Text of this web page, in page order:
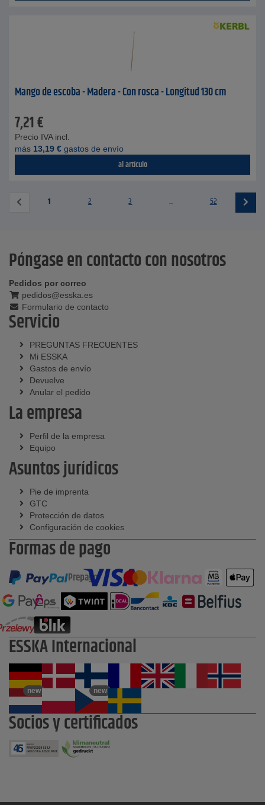
Mango de escoba - Madera - Con rosca - Longitud 130 cm
7,21€
Precio IVA incl.
más 13,19 € gastos de envío
al artículo
1 2 3 ... 52
Póngase en contacto con nosotros
Pedidos por correo
pedidos@esska.es
Formulario de contacto
Servicio
PREGUNTAS FRECUENTES
Mi ESSKA
Gastos de envío
Devuelve
Anular el pedido
La empresa
Perfil de la empresa
Equipo
Asuntos jurídicos
Pie de imprenta
GTC
Protección de datos
Configuración de cookies
Formas de pago
Prepago
ESSKA Internacional
new new
Socios y certificados